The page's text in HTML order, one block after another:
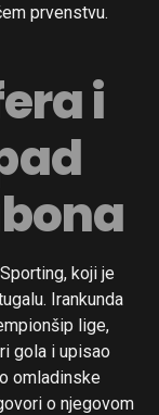
prvenstvu.
i
koji je
Irankunda
lige,
gola i upisao
omladinske
o njegovom